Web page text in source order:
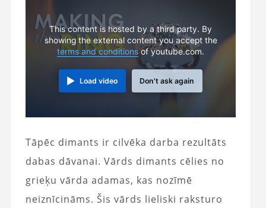
This content is hosted by a third party. By
showing the external content you accept the
terms and conditionsof youtube.com.
Load video Don't ask again
Tāpēc dimants ir cilvēka darba rezultāts
dabas dāvanai. Vārds dimants cēlies no
grieķu vārda adamas, kas nozīmē
neiznīcināms. Šis vārds lieliski raksturo